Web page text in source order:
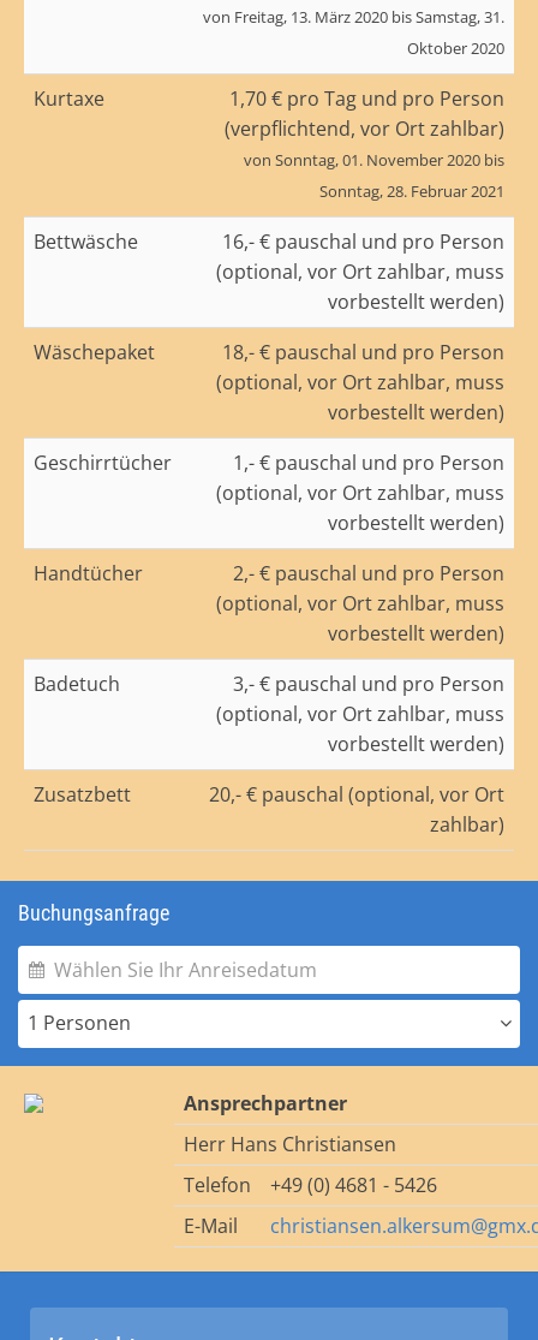
von Freitag, 13. März 2020 bis Samstag, 31.
Oktober 2020
Kurtaxe
1,70 € pro Tag und pro Person
(verpflichtend, vor Ort zahlbar)
von Sonntag, 01. November 2020 bis
Sonntag, 28. Februar 2021
Bettwäsche
16,- € pauschal und pro Person
(optional, vor Ort zahlbar, muss
vorbestellt werden)
Wäschepaket
18,- € pauschal und pro Person
(optional, vor Ort zahlbar, muss
vorbestellt werden)
Geschirrtücher
1,- € pauschal und pro Person
(optional, vor Ort zahlbar, muss
vorbestellt werden)
Handtücher
2,- € pauschal und pro Person
(optional, vor Ort zahlbar, muss
vorbestellt werden)
Badetuch
3,- € pauschal und pro Person
(optional, vor Ort zahlbar, muss
vorbestellt werden)
Zusatzbett
20,- € pauschal (optional, vor Ort
zahlbar)
Buchungsanfrage
1 Personen
Ansprechpartner
Herr Hans Christiansen
Telefon
+49 (0) 4681 - 5426
E-Mail